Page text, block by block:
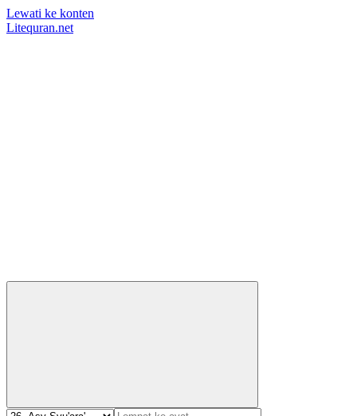
Lewati ke konten
Litequran.net